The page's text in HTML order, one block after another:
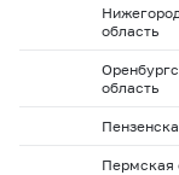
область
область
Пермская